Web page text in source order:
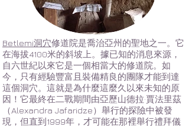
Betlemi洞穴修道院是喬治亞州的聖地之一。它
在海拔4100米的斜坡上。據已知的消息來源，
自六世紀以來它是一個相當大的修道院。如
今，只有經驗豐富且裝備精良的團隊才能到達
這個洞穴。這就是為什麼這麼久以來未知的原
因！它最終在二戰期間由亞歷山德拉·賈法里茲
（Alexandra Jafaridze）舉行的探險中被發
現，但直到1999年，才可能在那裡舉行禮拜儀